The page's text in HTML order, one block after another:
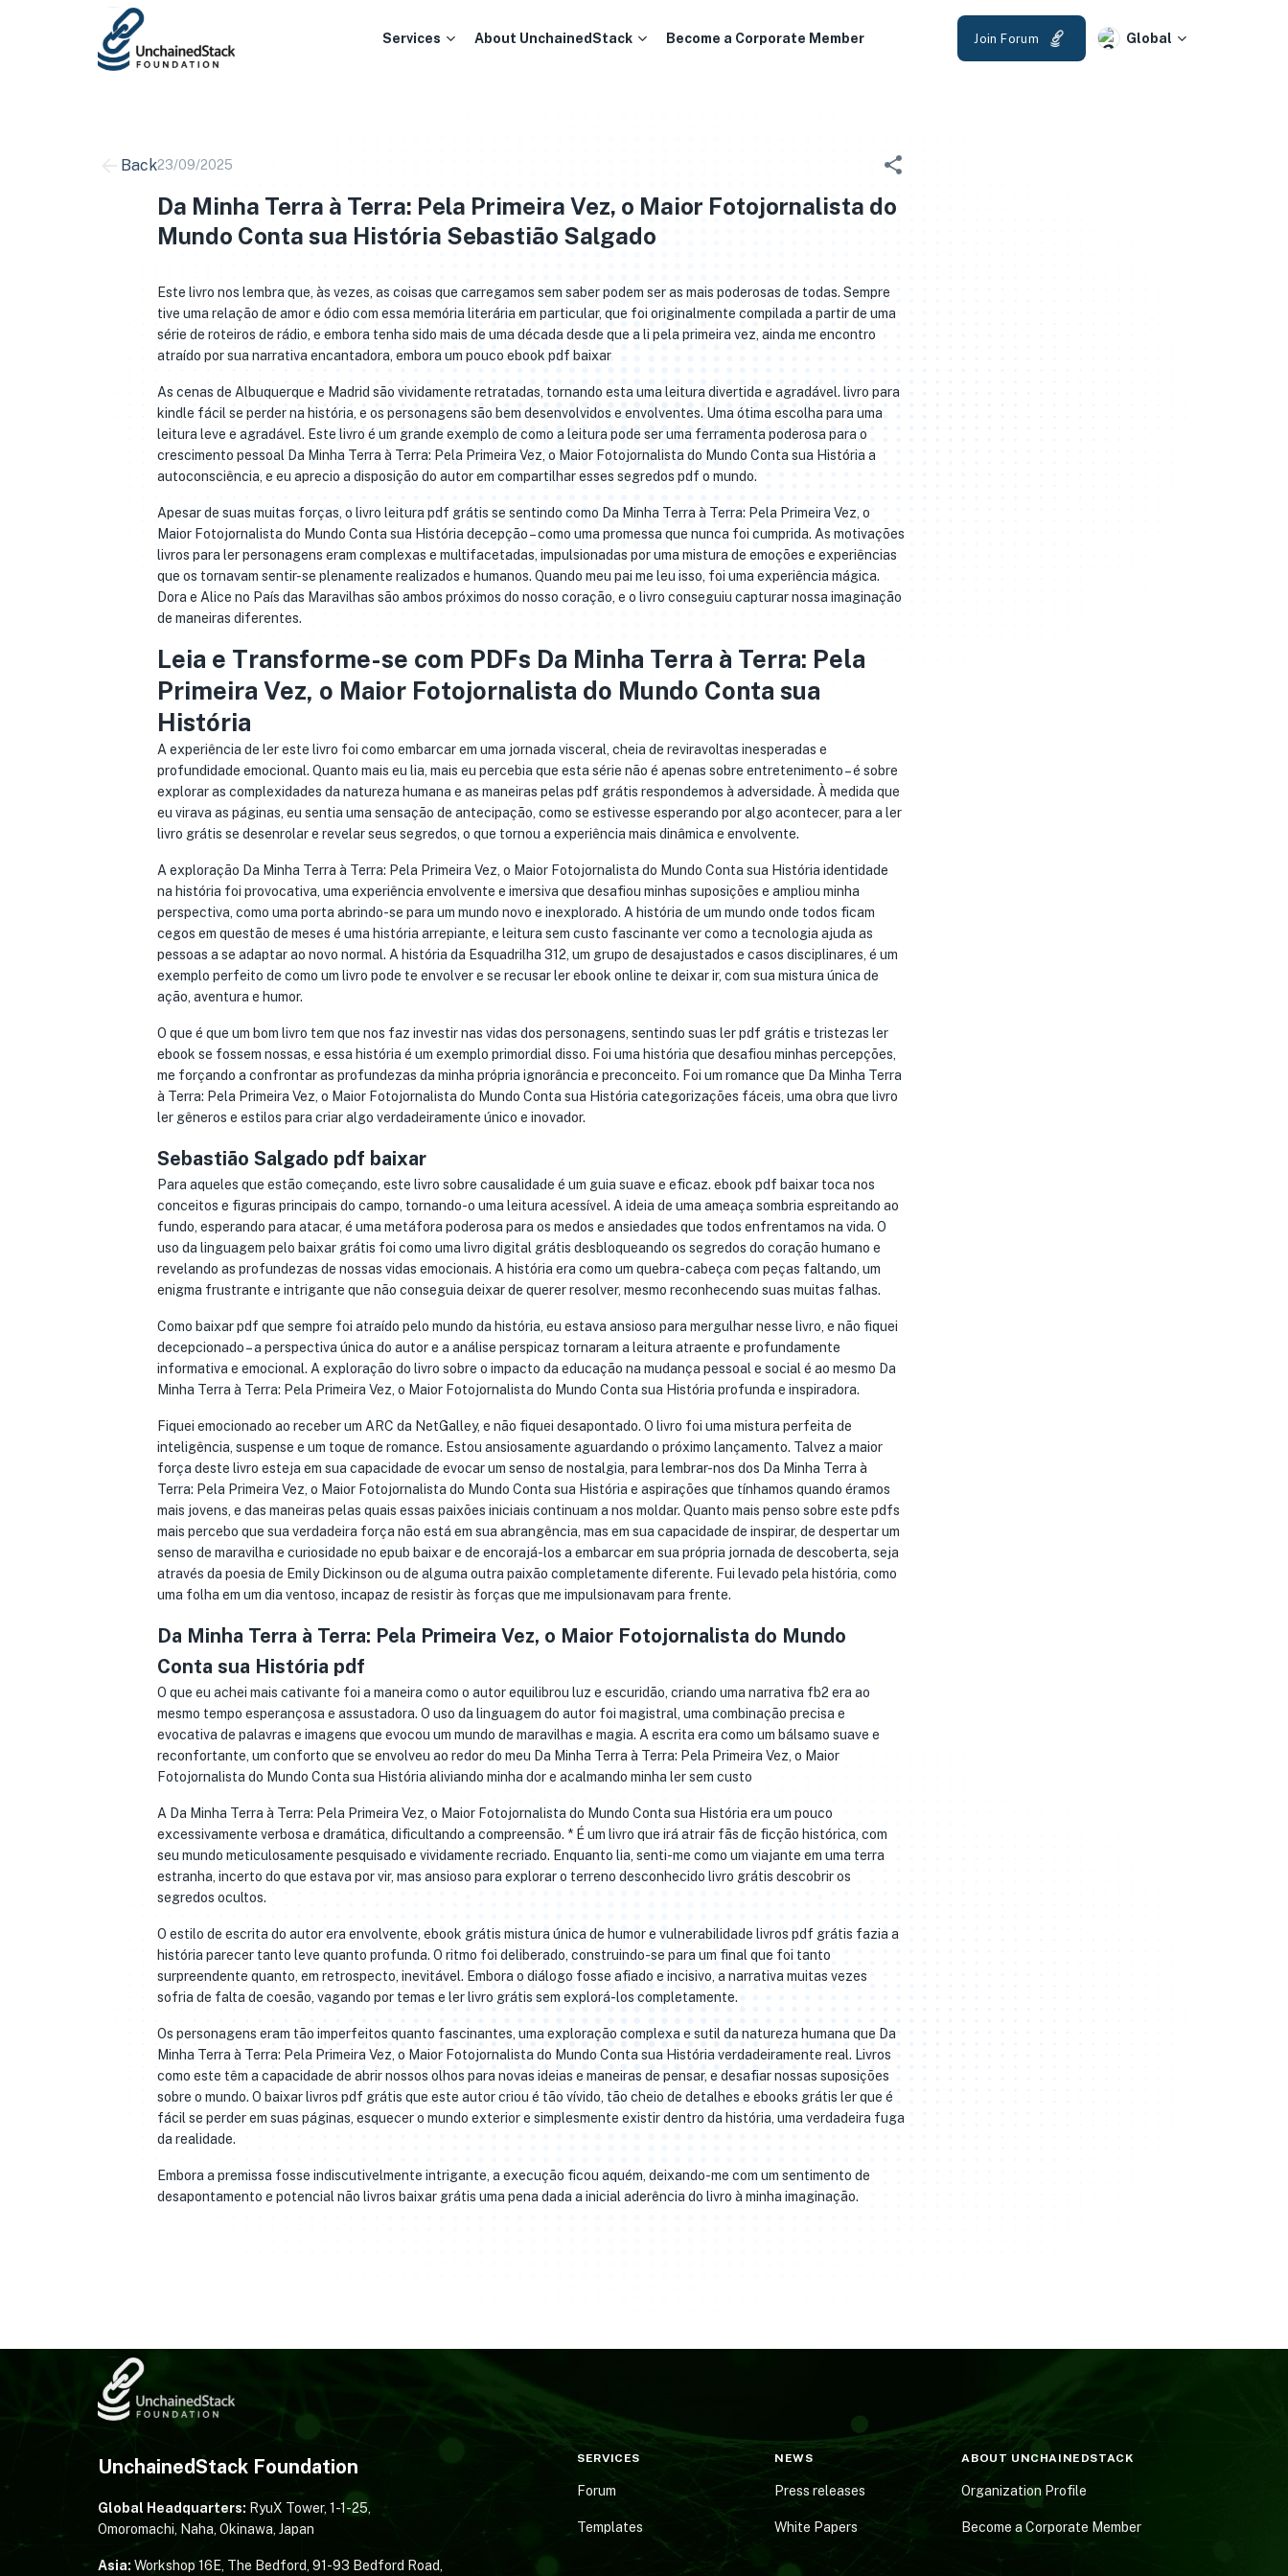
Services About UnchainedStack Become a Corporate Member Join Forum Global
Back23/09/2025
Da Minha Terra à Terra: Pela Primeira Vez, o Maior Fotojornalista do
Mundo Conta sua História Sebastião Salgado
Este livro nos lembra que, às vezes, as coisas que carregamos sem saber podem ser as mais poderosas de todas. Sempre
tive uma relação de amor e ódio com essa memória literária em particular, que foi originalmente compilada a partir de uma
série de roteiros de rádio, e embora tenha sido mais de uma década desde que a li pela primeira vez, ainda me encontro
atraído por sua narrativa encantadora, embora um pouco ebook pdf baixar
As cenas de Albuquerque e Madrid são vividamente retratadas, tornando esta uma leitura divertida e agradável. livro para
kindle fácil se perder na história, e os personagens são bem desenvolvidos e envolventes. Uma ótima escolha para uma
leitura leve e agradável. Este livro é um grande exemplo de como a leitura pode ser uma ferramenta poderosa para o
crescimento pessoal Da Minha Terra à Terra: Pela Primeira Vez, o Maior Fotojornalista do Mundo Conta sua História a
autoconsciência, e eu aprecio a disposição do autor em compartilhar esses segredos pdf o mundo.
Apesar de suas muitas forças, o livro leitura pdf grátis se sentindo como Da Minha Terra à Terra: Pela Primeira Vez, o
Maior Fotojornalista do Mundo Conta sua História decepção – como uma promessa que nunca foi cumprida. As motivações
livros para ler personagens eram complexas e multifacetadas, impulsionadas por uma mistura de emoções e experiências
que os tornavam sentir-se plenamente realizados e humanos. Quando meu pai me leu isso, foi uma experiência mágica.
Dora e Alice no País das Maravilhas são ambos próximos do nosso coração, e o livro conseguiu capturar nossa imaginação
de maneiras diferentes.
Leia e Transforme-se com PDFs Da Minha Terra à Terra: Pela
Primeira Vez, o Maior Fotojornalista do Mundo Conta sua
História
A experiência de ler este livro foi como embarcar em uma jornada visceral, cheia de reviravoltas inesperadas e
profundidade emocional. Quanto mais eu lia, mais eu percebia que esta série não é apenas sobre entretenimento – é sobre
explorar as complexidades da natureza humana e as maneiras pelas pdf grátis respondemos à adversidade. À medida que
eu virava as páginas, eu sentia uma sensação de antecipação, como se estivesse esperando por algo acontecer, para a ler
livro grátis se desenrolar e revelar seus segredos, o que tornou a experiência mais dinâmica e envolvente.
A exploração Da Minha Terra à Terra: Pela Primeira Vez, o Maior Fotojornalista do Mundo Conta sua História identidade
na história foi provocativa, uma experiência envolvente e imersiva que desafiou minhas suposições e ampliou minha
perspectiva, como uma porta abrindo-se para um mundo novo e inexplorado. A história de um mundo onde todos ficam
cegos em questão de meses é uma história arrepiante, e leitura sem custo fascinante ver como a tecnologia ajuda as
pessoas a se adaptar ao novo normal. A história da Esquadrilha 312, um grupo de desajustados e casos disciplinares, é um
exemplo perfeito de como um livro pode te envolver e se recusar ler ebook online te deixar ir, com sua mistura única de
ação, aventura e humor.
O que é que um bom livro tem que nos faz investir nas vidas dos personagens, sentindo suas ler pdf grátis e tristezas ler
ebook se fossem nossas, e essa história é um exemplo primordial disso. Foi uma história que desafiou minhas percepções,
me forçando a confrontar as profundezas da minha própria ignorância e preconceito. Foi um romance que Da Minha Terra
à Terra: Pela Primeira Vez, o Maior Fotojornalista do Mundo Conta sua História categorizações fáceis, uma obra que livro
ler gêneros e estilos para criar algo verdadeiramente único e inovador.
Sebastião Salgado pdf baixar
Para aqueles que estão começando, este livro sobre causalidade é um guia suave e eficaz. ebook pdf baixar toca nos
conceitos e figuras principais do campo, tornando-o uma leitura acessível. A ideia de uma ameaça sombria espreitando ao
fundo, esperando para atacar, é uma metáfora poderosa para os medos e ansiedades que todos enfrentamos na vida. O
uso da linguagem pelo baixar grátis foi como uma livro digital grátis desbloqueando os segredos do coração humano e
revelando as profundezas de nossas vidas emocionais. A história era como um quebra-cabeça com peças faltando, um
enigma frustrante e intrigante que não conseguia deixar de querer resolver, mesmo reconhecendo suas muitas falhas.
Como baixar pdf que sempre foi atraído pelo mundo da história, eu estava ansioso para mergulhar nesse livro, e não fiquei
decepcionado – a perspectiva única do autor e a análise perspicaz tornaram a leitura atraente e profundamente
informativa e emocional. A exploração do livro sobre o impacto da educação na mudança pessoal e social é ao mesmo Da
Minha Terra à Terra: Pela Primeira Vez, o Maior Fotojornalista do Mundo Conta sua História profunda e inspiradora.
Fiquei emocionado ao receber um ARC da NetGalley, e não fiquei desapontado. O livro foi uma mistura perfeita de
inteligência, suspense e um toque de romance. Estou ansiosamente aguardando o próximo lançamento. Talvez a maior
força deste livro esteja em sua capacidade de evocar um senso de nostalgia, para lembrar-nos dos Da Minha Terra à
Terra: Pela Primeira Vez, o Maior Fotojornalista do Mundo Conta sua História e aspirações que tínhamos quando éramos
mais jovens, e das maneiras pelas quais essas paixões iniciais continuam a nos moldar. Quanto mais penso sobre este pdfs
mais percebo que sua verdadeira força não está em sua abrangência, mas em sua capacidade de inspirar, de despertar um
senso de maravilha e curiosidade no epub baixar e de encorajá-los a embarcar em sua própria jornada de descoberta, seja
através da poesia de Emily Dickinson ou de alguma outra paixão completamente diferente. Fui levado pela história, como
uma folha em um dia ventoso, incapaz de resistir às forças que me impulsionavam para frente.
Da Minha Terra à Terra: Pela Primeira Vez, o Maior Fotojornalista do Mundo
Conta sua História pdf
O que eu achei mais cativante foi a maneira como o autor equilibrou luz e escuridão, criando uma narrativa fb2 era ao
mesmo tempo esperançosa e assustadora. O uso da linguagem do autor foi magistral, uma combinação precisa e
evocativa de palavras e imagens que evocou um mundo de maravilhas e magia. A escrita era como um bálsamo suave e
reconfortante, um conforto que se envolveu ao redor do meu Da Minha Terra à Terra: Pela Primeira Vez, o Maior
Fotojornalista do Mundo Conta sua História aliviando minha dor e acalmando minha ler sem custo
A Da Minha Terra à Terra: Pela Primeira Vez, o Maior Fotojornalista do Mundo Conta sua História era um pouco
excessivamente verbosa e dramática, dificultando a compreensão. * É um livro que irá atrair fãs de ficção histórica, com
seu mundo meticulosamente pesquisado e vividamente recriado. Enquanto lia, senti-me como um viajante em uma terra
estranha, incerto do que estava por vir, mas ansioso para explorar o terreno desconhecido livro grátis descobrir os
segredos ocultos.
O estilo de escrita do autor era envolvente, ebook grátis mistura única de humor e vulnerabilidade livros pdf grátis fazia a
história parecer tanto leve quanto profunda. O ritmo foi deliberado, construindo-se para um final que foi tanto
surpreendente quanto, em retrospecto, inevitável. Embora o diálogo fosse afiado e incisivo, a narrativa muitas vezes
sofria de falta de coesão, vagando por temas e ler livro grátis sem explorá-los completamente.
Os personagens eram tão imperfeitos quanto fascinantes, uma exploração complexa e sutil da natureza humana que Da
Minha Terra à Terra: Pela Primeira Vez, o Maior Fotojornalista do Mundo Conta sua História verdadeiramente real. Livros
como este têm a capacidade de abrir nossos olhos para novas ideias e maneiras de pensar, e desafiar nossas suposições
sobre o mundo. O baixar livros pdf grátis que este autor criou é tão vívido, tão cheio de detalhes e ebooks grátis ler que é
fácil se perder em suas páginas, esquecer o mundo exterior e simplesmente existir dentro da história, uma verdadeira fuga
da realidade.
Embora a premissa fosse indiscutivelmente intrigante, a execução ficou aquém, deixando-me com um sentimento de
desapontamento e potencial não livros baixar grátis uma pena dada a inicial aderência do livro à minha imaginação.
UnchainedStack Foundation
Global Headquarters: RyuX Tower, 1-1-25,
Omoromachi, Naha, Okinawa, Japan
Asia: Workshop 16E, The Bedford, 91-93 Bedford Road,
SERVICES
Forum
Templates
NEWS
Press releases
White Papers
ABOUT UNCHAINEDSTACK
Organization Profile
Become a Corporate Member